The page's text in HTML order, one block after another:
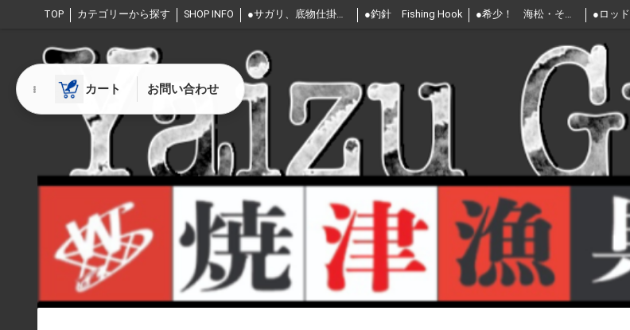
TOP カテゴリーから探す SHOP INFO ●サガリ、底物仕掛け For deep sea divice ●釣針 Fishing Hook ●希少！ 海松・その他 ●ロッド
カート お問い合わせ